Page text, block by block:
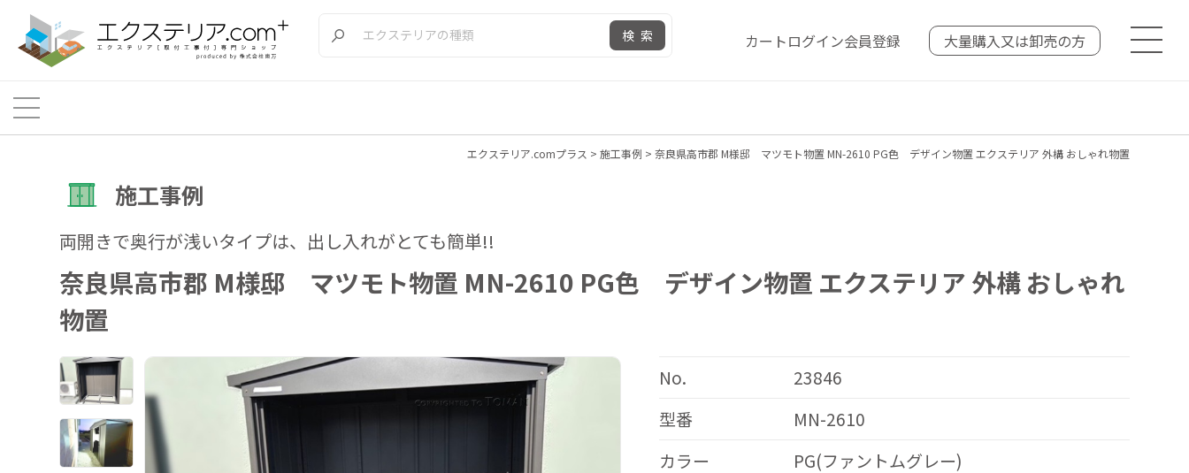
検索 カートログイン会員登録 大量購入又は卸売の方
エクステリア.comプラス > 施工事例 > 奈良県高市郡 M様邸 マツモト物置 MN-2610 PG色 デザイン物置 エクステリア 外構 おしゃれ物置
施工事例
両開きで奥行が浅いタイプは、出し入れがとても簡単!!
奈良県高市郡 M様邸 マツモト物置 MN-2610 PG色 デザイン物置 エクステリア 外構 おしゃれ
物置
No.
23846
型番
MN-2610
カラー
PG(ファントムグレー)